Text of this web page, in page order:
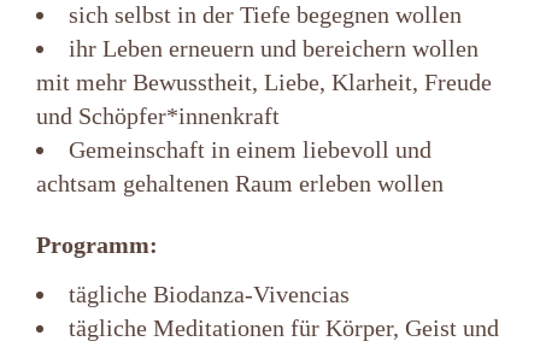
sich selbst in der Tiefe begegnen wollen
ihr Leben erneuern und bereichern wollen
mit mehr Bewusstheit, Liebe, Klarheit, Freude
und Schöpfer*innenkraft
Gemeinschaft in einem liebevoll und
achtsam gehaltenen Raum erleben wollen
Programm:
tägliche Biodanza-Vivencias
tägliche Meditationen für Körper, Geist und